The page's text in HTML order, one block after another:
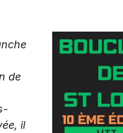
de
il